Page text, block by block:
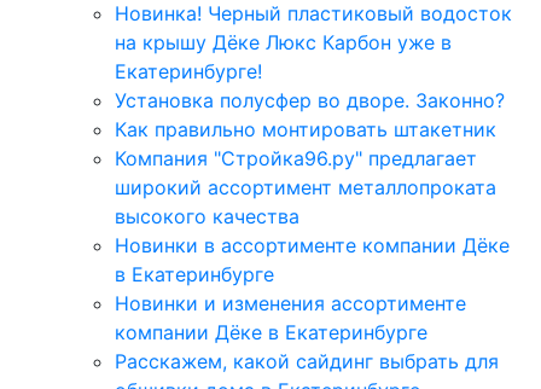
Новинка! Черный пластиковый водосток
на крышу Дёке Люкс Карбон уже в
Екатеринбурге!
Установка полусфер во дворе. Законно?
Как правильно монтировать штакетник
Компания "Стройка96.ру" предлагает
широкий ассортимент металлопроката
высокого качества
Новинки в ассортименте компании Дёке
в Екатеринбурге
Новинки и изменения ассортименте
компании Дёке в Екатеринбурге
Расскажем, какой сайдинг выбрать для